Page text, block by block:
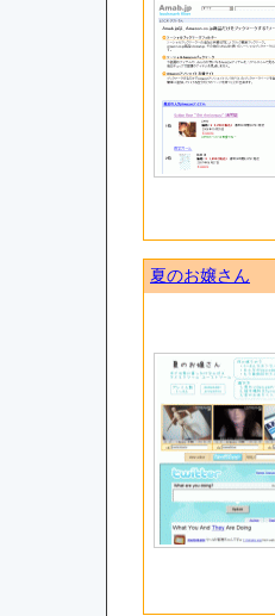
夏のお嬢さん